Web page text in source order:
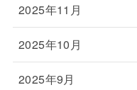
2025年11月
2025年10月
2025年9月